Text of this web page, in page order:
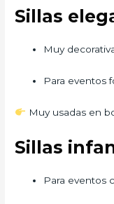
Sillas
Muy
Para eventos
Muy usadas en
Sillas
Para eventos